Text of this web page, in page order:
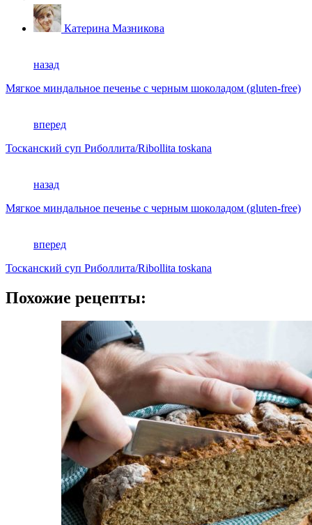
Катерина Мазникова
назад
Мягкое миндальное печенье с черным шоколадом (gluten-free)
вперед
Тосканский суп Риболлита/Ribollita toskana
назад
Мягкое миндальное печенье с черным шоколадом (gluten-free)
вперед
Тосканский суп Риболлита/Ribollita toskana
Похожие рецепты: